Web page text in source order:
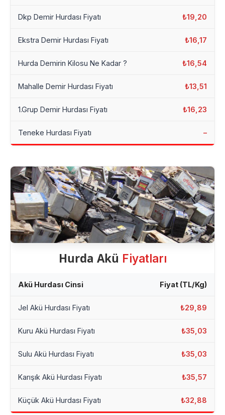
Dkp Demir Hurdası Fiyatı ₺19,20
Ekstra Demir Hurdası Fiyatı ₺16,17
Hurda Demirin Kilosu Ne Kadar ? ₺16,54
Mahalle Demir Hurdası Fiyatı ₺13,51
1.Grup Demir Hurdası Fiyatı ₺16,23
Teneke Hurdası Fiyatı –
Hurda Akü Fiyatları
Akü Hurdası Cinsi Fiyat (TL/Kg)
Jel Akü Hurdası Fiyatı ₺29,89
Kuru Akü Hurdası Fiyatı ₺35,03
Sulu Akü Hurdası Fiyatı ₺35,03
Karışık Akü Hurdası Fiyatı ₺35,57
Küçük Akü Hurdası Fiyatı ₺32,88